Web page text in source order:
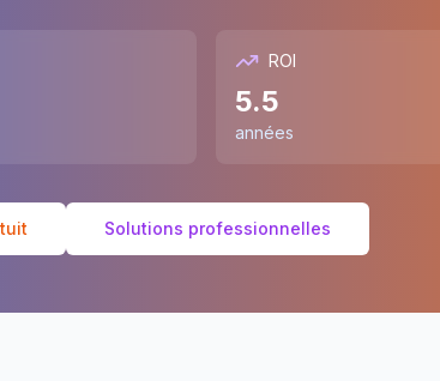
ROI
5.5
années
Solutions professionnelles